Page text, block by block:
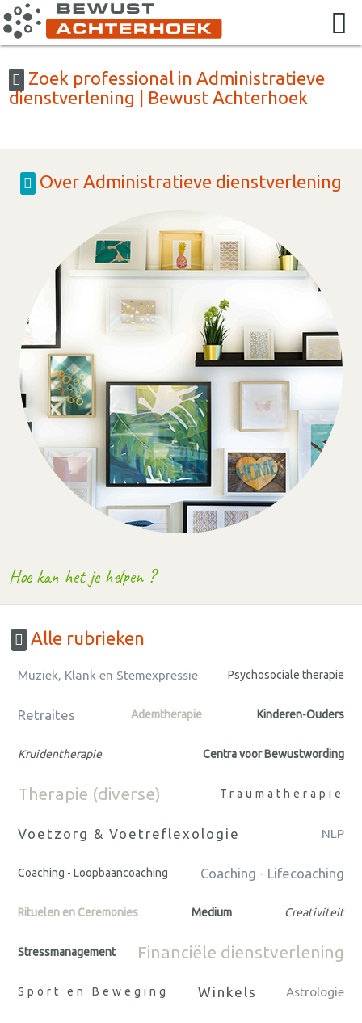
Zoek professional in Administratieve
dienstverlening | Bewust Achterhoek
Over Administratieve dienstverlening
Hoe kan het je helpen ?
Alle rubrieken
Muziek, Klank en Stemexpressie Psychosociale therapie
Retraites Ademtherapie Kinderen-Ouders
Kruidentherapie Centra voor Bewustwording
Therapie (diverse) Traumatherapie
Voetzorg & Voetreflexologie NLP
Coaching - Loopbaancoaching Coaching - Lifecoaching
Rituelen en Ceremonies Medium Creativiteit
Stressmanagement Financiële dienstverlening
Sport en Beweging Winkels Astrologie